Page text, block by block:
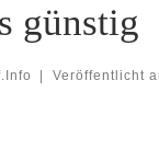
günstig
Veröffentlicht